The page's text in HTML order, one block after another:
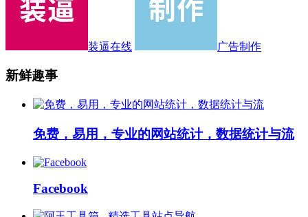
装逼在线 广告制作
新鲜趣事
免费，易用，专业的网站统计，数据统计与流
Facebook